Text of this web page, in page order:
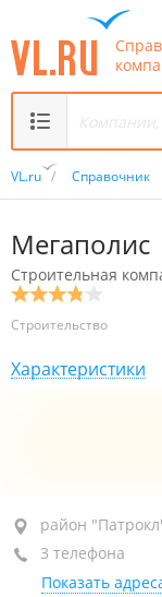
VL.ru / Справочник
Мегаполис
Строительная
Строительство
Характеристики
район
+7 (423) 268-80-42
район
3 телефона
Показать